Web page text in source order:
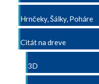
Hrnčeky, Šálky, Poháre
Citát na dreve
3D